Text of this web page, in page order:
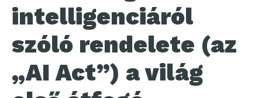
intelligenciáról
szóló rendelete (az
„AI Act”) a világ